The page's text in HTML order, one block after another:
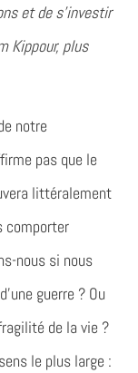
et de s’investir
Kippour, plus
notre
pas que le
littéralement
comporter
nous si nous
guerre ? Ou
de la vie ?
le plus large :